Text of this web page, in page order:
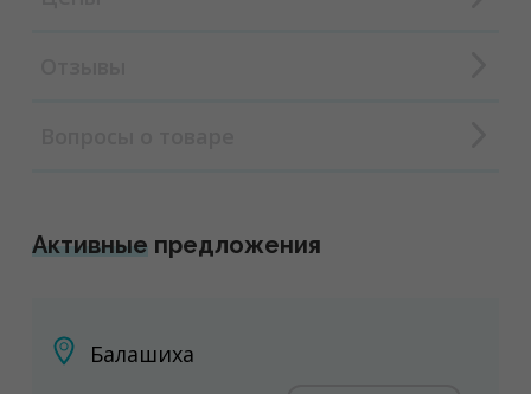
Активные предложения
Балашиха